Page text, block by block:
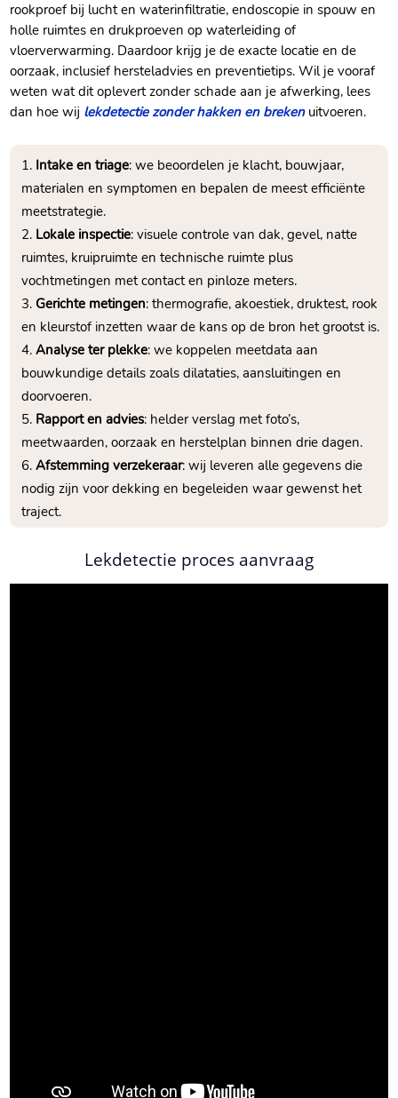
rookproef bij lucht en waterinfiltratie, endoscopie in spouw en
holle ruimtes en drukproeven op waterleiding of
vloerverwarming. Daardoor krijg je de exacte locatie en de
oorzaak, inclusief hersteladvies en preventietips. Wil je vooraf
weten wat dit oplevert zonder schade aan je afwerking, lees
dan hoe wij lekdetectie zonder hakken en brekenuitvoeren.
Intake en triage: we beoordelen je klacht, bouwjaar,
materialen en symptomen en bepalen de meest efficiënte
meetstrategie.
Lokale inspectie: visuele controle van dak, gevel, natte
ruimtes, kruipruimte en technische ruimte plus
vochtmetingen met contact en pinloze meters.
Gerichte metingen: thermografie, akoestiek, druktest, rook
en kleurstof inzetten waar de kans op de bron het grootst is.
Analyse ter plekke: we koppelen meetdata aan
bouwkundige details zoals dilataties, aansluitingen en
doorvoeren.
Rapport en advies: helder verslag met foto’s,
meetwaarden, oorzaak en herstelplan binnen drie dagen.
Afstemming verzekeraar: wij leveren alle gegevens die
nodig zijn voor dekking en begeleiden waar gewenst het
traject.
Lekdetectie proces aanvraag